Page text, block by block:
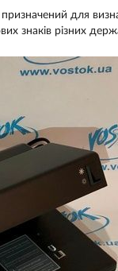
для
знаків різних